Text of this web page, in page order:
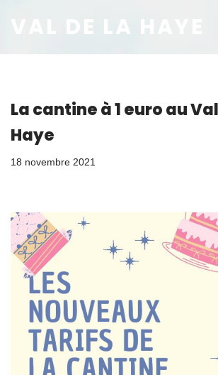
VAL DE LA HAYE
La cantine à 1 euro au
Haye
18 novembre 2021